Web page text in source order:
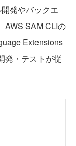
発やバックエ
AWS SAM CLIの
Extensions
発・テストが従